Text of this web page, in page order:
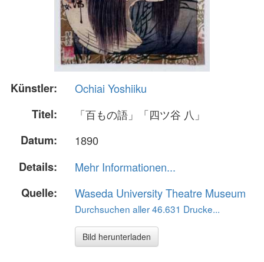
Künstler:
Ochiai Yoshiiku
Titel:
「百もの語」「四ツ谷 八」
Datum:
1890
Details:
Mehr Informationen...
Quelle:
Waseda University Theatre Museum
Durchsuchen aller 46.631 Drucke...
Bild herunterladen